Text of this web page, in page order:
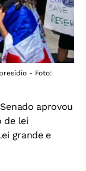
- Foto:
aprovou
de lei
grande e